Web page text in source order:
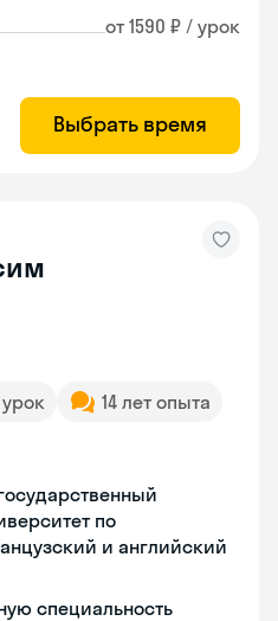
от 1590 ₽ / урок
Выбрать время
урок
14 лет опыта
по
и английский
специальность